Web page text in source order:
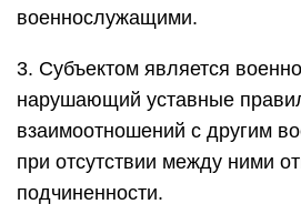
военнослужащими.
3. Субъектом является
нарушающий уставные
взаимоотношений с другим
при отсутствии между ними
подчиненности.